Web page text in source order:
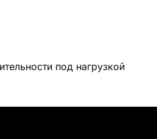
под нагрузкой